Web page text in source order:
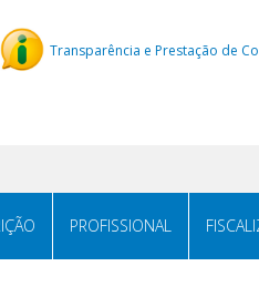
Transparência e Prestação de
PROFISSIONAL